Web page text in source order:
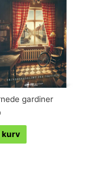
gardiner
kurv